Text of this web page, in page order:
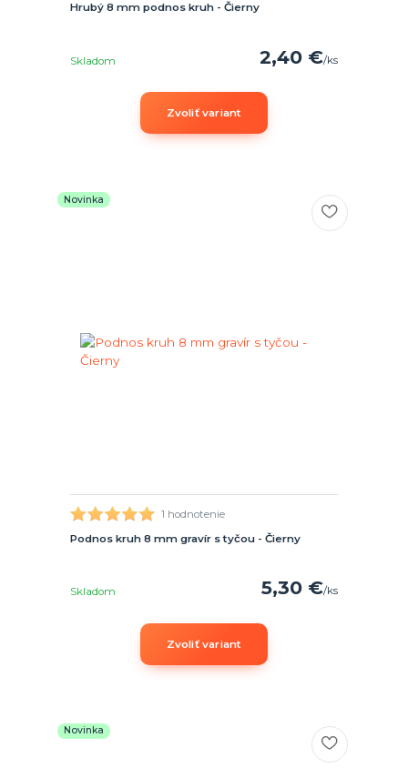
Hrubý 8 mm podnos kruh - Čierny
2,40 €/ks
Skladom
Zvoliť variant
Novinka
1 hodnotenie
Podnos kruh 8 mm gravír s tyčou - Čierny
5,30 €/ks
Skladom
Zvoliť variant
Novinka